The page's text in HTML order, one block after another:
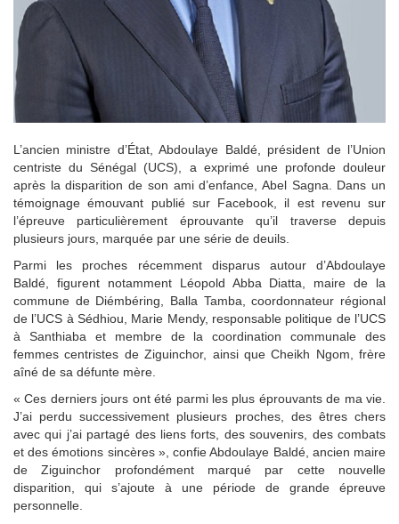
L’ancien ministre d’État, Abdoulaye Baldé, président de l’Union
centriste du Sénégal (UCS), a exprimé une profonde douleur
après la disparition de son ami d’enfance, Abel Sagna. Dans un
témoignage émouvant publié sur Facebook, il est revenu sur
l’épreuve particulièrement éprouvante qu’il traverse depuis
plusieurs jours, marquée par une série de deuils.
Parmi les proches récemment disparus autour d’Abdoulaye
Baldé, figurent notamment Léopold Abba Diatta, maire de la
commune de Diémbéring, Balla Tamba, coordonnateur régional
de l’UCS à Sédhiou, Marie Mendy, responsable politique de l’UCS
à Santhiaba et membre de la coordination communale des
femmes centristes de Ziguinchor, ainsi que Cheikh Ngom, frère
aîné de sa défunte mère.
« Ces derniers jours ont été parmi les plus éprouvants de ma vie.
J’ai perdu successivement plusieurs proches, des êtres chers
avec qui j’ai partagé des liens forts, des souvenirs, des combats
et des émotions sincères », confie Abdoulaye Baldé, ancien maire
de Ziguinchor profondément marqué par cette nouvelle
disparition, qui s’ajoute à une période de grande épreuve
personnelle.